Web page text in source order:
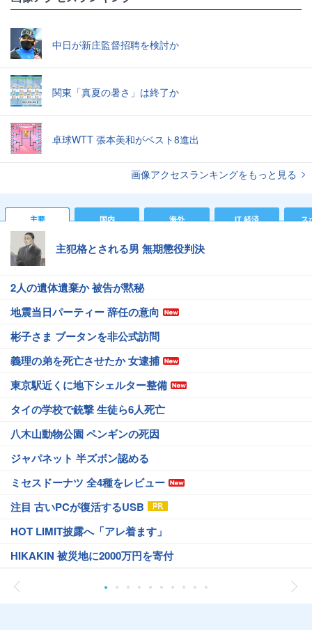
中日が新庄監督招聘を検討か
関東「真夏の暑さ」は終了か
卓球WTT 張本美和がベスト8進出
画像アクセスランキングをもっと見る
主要 国内 海外 IT 経済 ス
主犯格とされる男 無期懲役判決
2人の遺体遺棄か 被告が黙秘
地震当日パーティー 辞任の意向
彬子さま ブータンを非公式訪問
義理の弟を死亡させたか 女逮捕
東京駅近くに地下シェルター整備
タイの学校で銃撃 生徒ら6人死亡
八木山動物公園 ペンギンの死因
ジャパネット 半ズボン認める
ミセスドーナツ 全4種をレビュー
注目 古いPCが復活するUSB
HOT LIMIT披露へ「アレ着ます」
HIKAKIN 被災地に2000万円を寄付